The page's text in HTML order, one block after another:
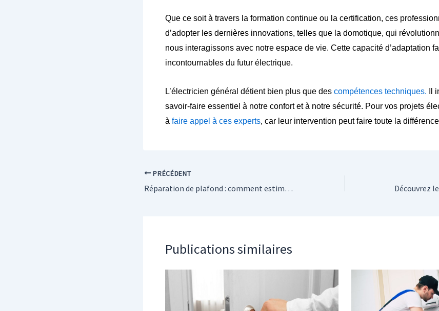
Que ce soit à travers la formation continue ou la certification, ces
d’adopter les dernières innovations, telles que la domotique, qui
nous interagissons avec notre espace de vie. Cette capacité d’adaptation
incontournables du futur électrique.
L’électricien général détient bien plus que des compétences techniques. Il
savoir-faire essentiel à notre confort et à notre sécurité. Pour vos projets
à faire appel à ces experts, car leur intervention peut faire toute la
PRÉCÉDENT
Réparation de plafond : comment estimer le coût et la durée des travaux ?
Publications similaires